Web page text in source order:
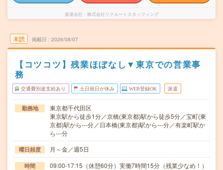
派遣会社 株式会社リクルートスタッフィング
未読 掲載日 2026/08/07
【コツコツ】残業ほぼなし▼東京での営業事
務
交通費別途支給あり 土日祝日が休み WEB登録OK 派遣
勤務地
東京都千代田区
東京駅から徒歩1分／京橋(東京都)駅から徒歩5分／宝町(東
京都)駅から---分／日本橋(東京都)駅から---分／有楽町駅か
ら---分
曜日頻度 月～金／週5日
時間 09:00-17:15（休憩60分）実働7時間15分（残業少なめ！）